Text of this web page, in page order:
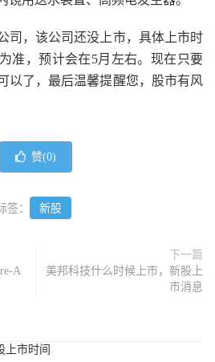
司，该公司还没上市，具体上市时
准，预计会在5月左右。现在只要
以了，最后温馨提醒您，股市有风
赞(0)
签： 新股
A
下一篇
美邦科技什么时候上市，新股上
市消息
上市时间